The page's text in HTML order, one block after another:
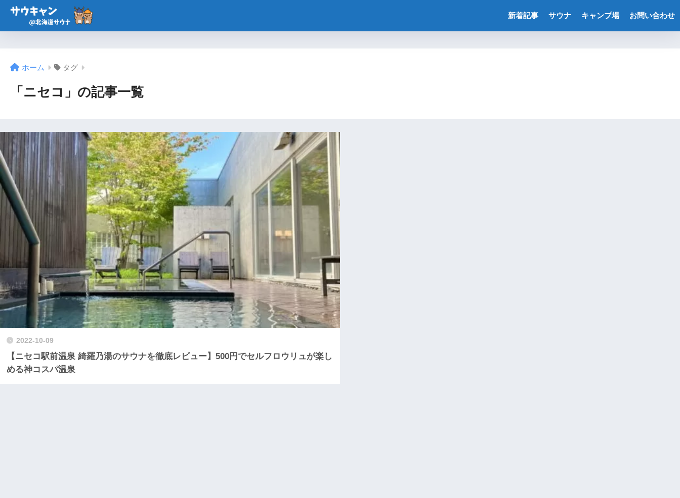
新着記事 サウナ キャンプ場 お問い合わせ
ホーム タグ
「ニセコ」の記事一覧
2022-10-09
【ニセコ駅前温泉 綺羅乃湯のサウナを徹底レビュー】500円でセルフロウリュが楽し
める神コスパ温泉